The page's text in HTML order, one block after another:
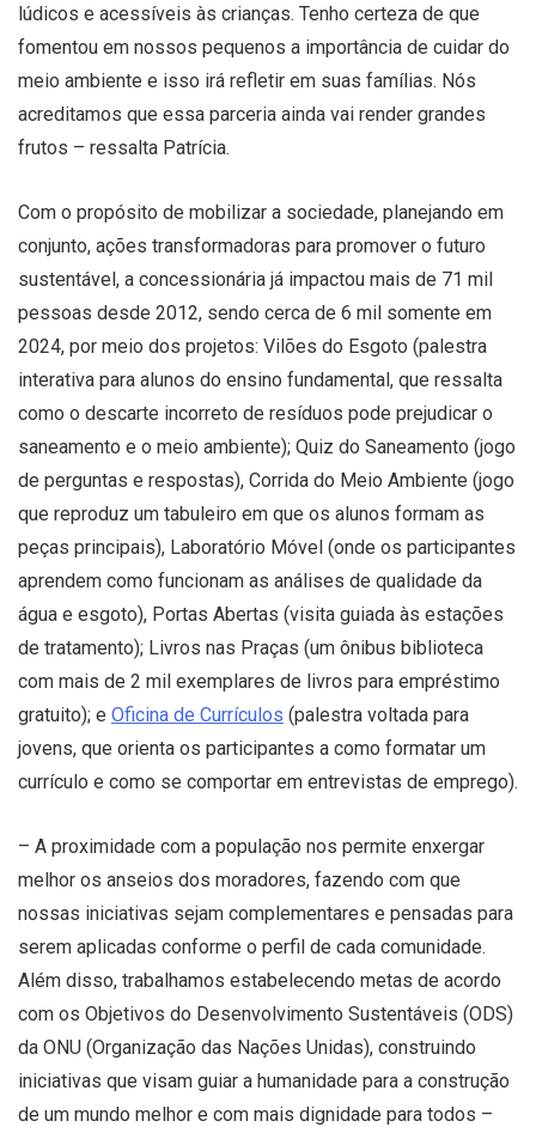
lúdicos e acessíveis às crianças. Tenho certeza de que
fomentou em nossos pequenos a importância de cuidar do
meio ambiente e isso irá refletir em suas famílias. Nós
acreditamos que essa parceria ainda vai render grandes
frutos – ressalta Patrícia.
Com o propósito de mobilizar a sociedade, planejando em
conjunto, ações transformadoras para promover o futuro
sustentável, a concessionária já impactou mais de 71 mil
pessoas desde 2012, sendo cerca de 6 mil somente em
2024, por meio dos projetos: Vilões do Esgoto (palestra
interativa para alunos do ensino fundamental, que ressalta
como o descarte incorreto de resíduos pode prejudicar o
saneamento e o meio ambiente); Quiz do Saneamento (jogo
de perguntas e respostas), Corrida do Meio Ambiente (jogo
que reproduz um tabuleiro em que os alunos formam as
peças principais), Laboratório Móvel (onde os participantes
aprendem como funcionam as análises de qualidade da
água e esgoto), Portas Abertas (visita guiada às estações
de tratamento); Livros nas Praças (um ônibus biblioteca
com mais de 2 mil exemplares de livros para empréstimo
gratuito); e Oficina de Currículos (palestra voltada para
jovens, que orienta os participantes a como formatar um
currículo e como se comportar em entrevistas de emprego).
– A proximidade com a população nos permite enxergar
melhor os anseios dos moradores, fazendo com que
nossas iniciativas sejam complementares e pensadas para
serem aplicadas conforme o perfil de cada comunidade.
Além disso, trabalhamos estabelecendo metas de acordo
com os Objetivos do Desenvolvimento Sustentáveis (ODS)
da ONU (Organização das Nações Unidas), construindo
iniciativas que visam guiar a humanidade para a construção
de um mundo melhor e com mais dignidade para todos –